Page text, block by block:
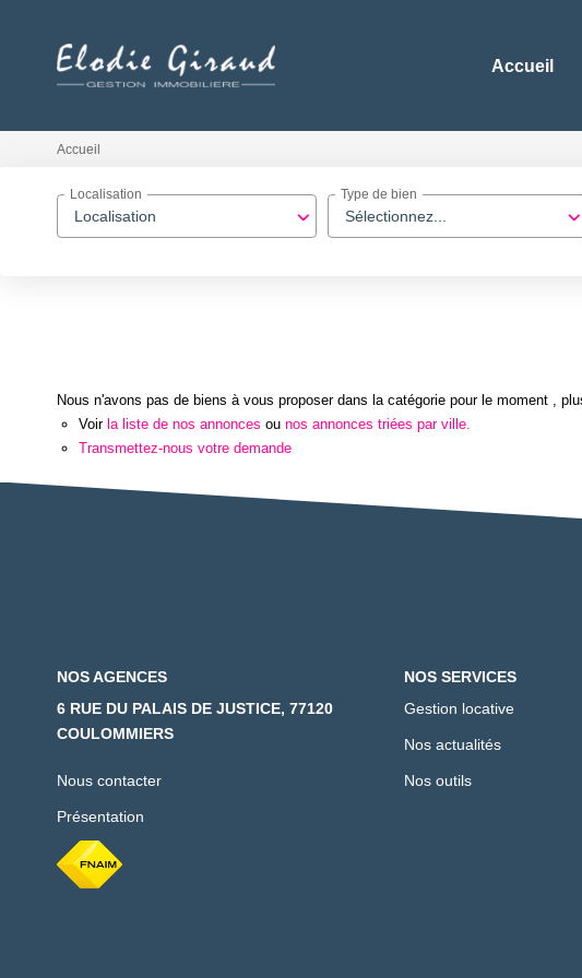
Accueil
Accueil
Localisation
Localisation
Sélectionnez...
Type de bien
Nous n'avons pas de biens à vous proposer dans la catégorie pour le moment ,
Voir la liste de nos annonces ou nos annonces triées par ville.
Transmettez-nous votre demande
NOS AGENCES
6 RUE DU PALAIS DE JUSTICE, 77120
COULOMMIERS
Nous contacter
Présentation
NOS SERVICES
Gestion locative
Nos actualités
Nos outils